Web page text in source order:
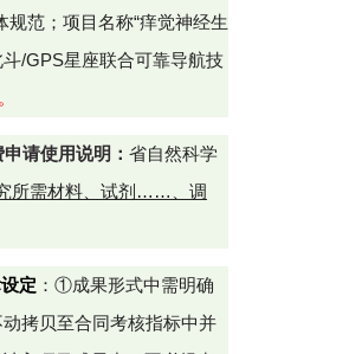
范；项目名称“痒觉神经生
/GPS星座联合可靠导航技
请使用说明： 省自然科学
所需材料、试剂……、调
定 ：①成果形式中需明确
拷贝至合同考核指标中并